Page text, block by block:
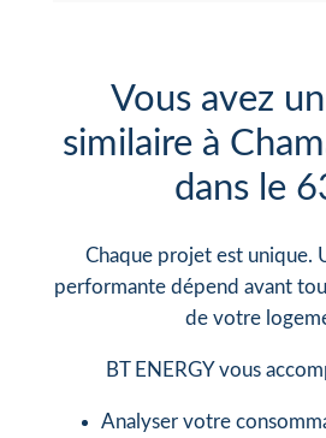
Vous avez
similaire à
dans le
Chaque projet est unique.
performante dépend avant
de votre
BT ENERGY vous
Analyser votre